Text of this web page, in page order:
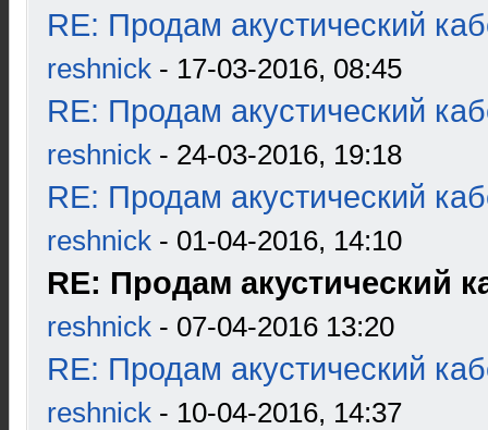
RE: Продам акустический
reshnick - 17-03-2016, 08:45
RE: Продам акустический
reshnick - 24-03-2016, 19:18
RE: Продам акустический
reshnick - 01-04-2016, 14:10
RE: Продам акустический
reshnick - 07-04-2016 13:20
RE: Продам акустический
reshnick - 10-04-2016, 14:37